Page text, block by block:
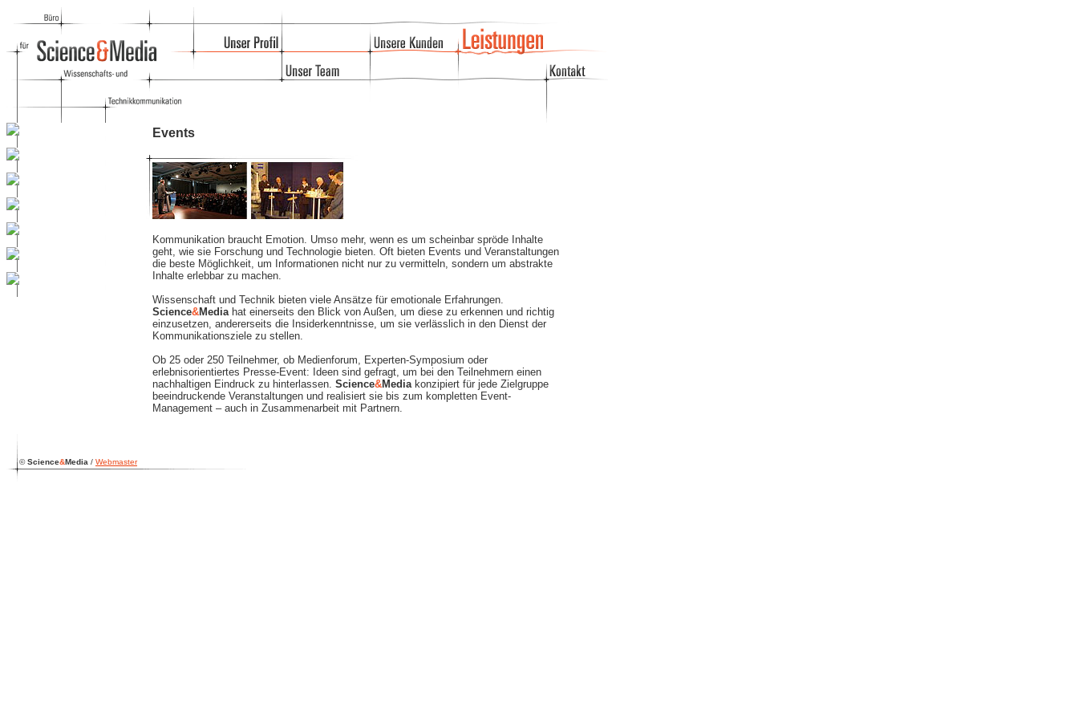
Events
Kommunikation braucht Emotion. Umso mehr, wenn es um scheinbar spröde Inhalte
geht, wie sie Forschung und Technologie bieten. Oft bieten Events und Veranstaltungen
die beste Möglichkeit, um Informationen nicht nur zu vermitteln, sondern um abstrakte
Inhalte erlebbar zu machen.
Wissenschaft und Technik bieten viele Ansätze für emotionale Erfahrungen.
Science&Mediahat einerseits den Blick von Außen, um diese zu erkennen und richtig
einzusetzen, andererseits die Insiderkenntnisse, um sie verlässlich in den Dienst der
Kommunikationsziele zu stellen.
Ob 25 oder 250 Teilnehmer, ob Medienforum, Experten-Symposium oder
erlebnisorientiertes Presse-Event: Ideen sind gefragt, um bei den Teilnehmern einen
nachhaltigen Eindruck zu hinterlassen. Science&Mediakonzipiert für jede Zielgruppe
beeindruckende Veranstaltungen und realisiert sie bis zum kompletten Event-
Management – auch in Zusammenarbeit mit Partnern.
©Science&Media / Webmaster